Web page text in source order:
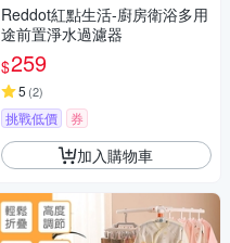
Reddot紅點生活-廚房衛浴多用
途前置淨水過濾器
$259
5 (2)
挑戰低價 券
加入購物車